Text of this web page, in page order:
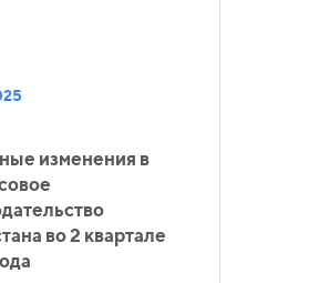
изменения в
во 2 квартале